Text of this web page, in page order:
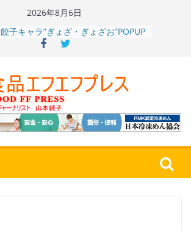
2026年8月6日
餃子キャラ”ぎょざ・ぎょざお”POPUP
ストアで作者にご挨拶、新作”れいと
うこ～こ～”を知る
WONDER YELLOW」復刻発売中
今まで無かった大盛！水から簡単レン
ジ♪ふわもちめん！！「冷凍 日清の
どん兵衛 大盛 きつねうどん」
「同 肉うどん」
メン」